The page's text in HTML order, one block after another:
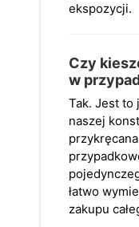
ekspozycji.
Czy
w
Tak. Jest to
naszej
łatwo
zakupu